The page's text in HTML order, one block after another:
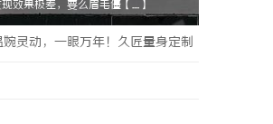
效果极差，要么眉毛僵【....】
婉灵动，一眼万年！久匠量身定制
你整张脸的点睛之笔！淡颜系女